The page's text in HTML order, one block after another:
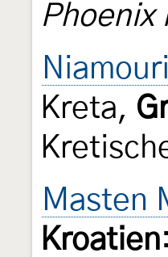
Phoenix
Kreta,
Masten
Kroatien